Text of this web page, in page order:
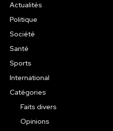
Actualités
Politique
Société
Santé
Sports
International
Catégories
Faits divers
Opinions